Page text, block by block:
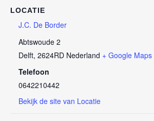
LOCATIE
J.C. De Border
Abtswoude 2
Delft, 2624RD Nederland + Google Maps
Telefoon
0642210442
Bekijk de site van Locatie